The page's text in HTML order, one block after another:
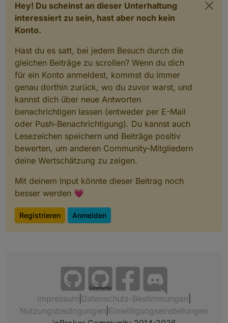
Hey! Du scheinst an dieser Unterhaltung
interessiert zu sein, hast aber noch kein
Konto.
Hast du es satt, bei jedem Besuch durch die
gleichen Beiträge zu scrollen? Wenn du dich
für ein Konto anmeldest, kommst du immer
genau dorthin zurück, wo du zuvor warst, und
kannst dich über neue Antworten
benachrichtigen lassen (entweder per E-Mail
oder Push-Benachrichtigung). Du kannst auch
Lesezeichen speichern und Beiträge positiv
bewerten, um anderen Community-Mitgliedern
deine Wertschätzung zu zeigen.
Mit deinem Input könnte dieser Beitrag noch
besser werden 💗
Registrieren Anmelden
Community
Impressum Datenschutz-Bestimmungen
Nutzungsbedingungen Einwilligungseinstellungen